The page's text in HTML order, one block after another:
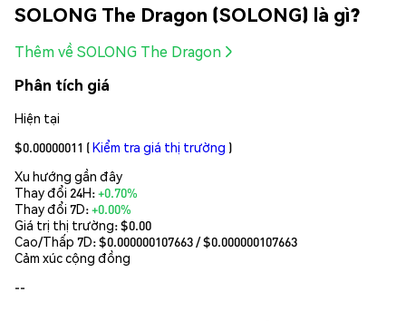
SOLONG The Dragon (SOLONG) là gì?
Thêm về SOLONG The Dragon
Phân tích giá
Hiện tại
$0.00000011 (Kiểm tra giá thị trường )
Xu hướng gần đây
Thay đổi 24H:+0.70%
Thay đổi 7D:+0.00%
Giá trị thị trường:$0.00
Cao/Thấp 7D: $0.000000107663/ $0.000000107663
Cảm xúc cộng đồng
--